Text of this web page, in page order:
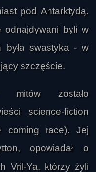
pod Antarktydą.
odnajdywani byli w
była swastyka - w
szczęście.
zostało
science-fiction
coming race). Jej
opowiadał o
Vril-Ya, którzy żyli